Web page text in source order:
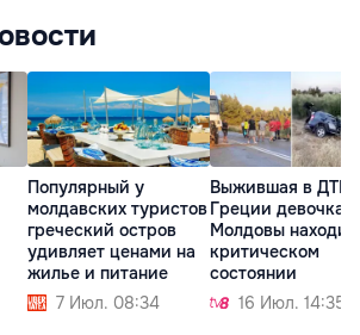
Популярный у
молдавских туристов
греческий остров
удивляет ценами на
жилье и питание
7 Июл. 08:34
Выжившая в ДТП
Греции девочка
Молдовы
критическом
состоянии
16 Июл. 14:35